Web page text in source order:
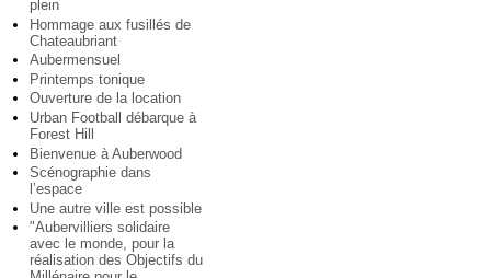
plein
Hommage aux fusillés de
Chateaubriant
Aubermensuel
Printemps tonique
Ouverture de la location
Urban Football débarque à
Forest Hill
Bienvenue à Auberwood
Scénographie dans
l’espace
Une autre ville est possible
"Aubervilliers solidaire
avec le monde, pour la
réalisation des Objectifs du